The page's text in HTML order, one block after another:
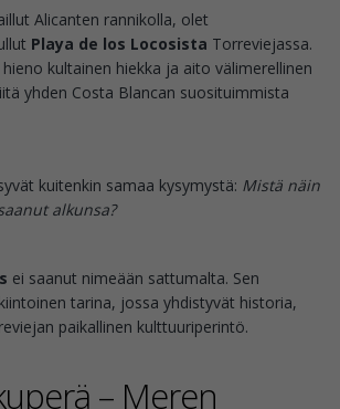
Alicanten rannikolla, olet
Playa de los Locosista Torreviejassa.
hieno kultainen hiekka ja aito välimerellinen
yhden Costa Blancan suosituimmista
kuitenkin samaa kysymystä: Mistä näin
alkunsa?
ei saanut nimeään sattumalta. Sen
tarina, jossa yhdistyvät historia,
paikallinen kulttuuriperintö.
– Meren